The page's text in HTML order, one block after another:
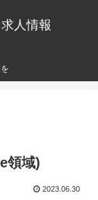
人情報
領域)
2023.06.30